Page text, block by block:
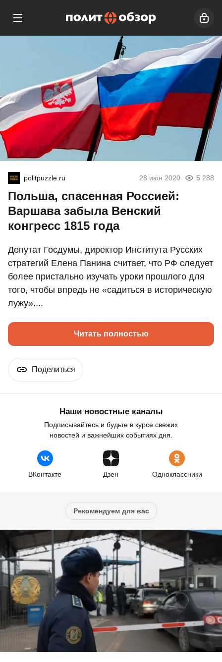
politpuzzle.ru 28 июн 2020 5 288
Польша, спасенная Россией:
Варшава забыла Венский
конгресс 1815 года
Депутат Госдумы, директор Института Русских
стратегий Елена Панина считает, что РФ следует
более пристально изучать уроки прошлого для
того, чтобы впредь не «садиться в историческую
лужу»....
Читать полностью
Поделиться
Наши новостные каналы
Подписывайтесь и будьте в курсе свежих
новостей и важнейших событиях дня.
ВКонтакте Дзен Одноклассники
Рекомендуем для вас